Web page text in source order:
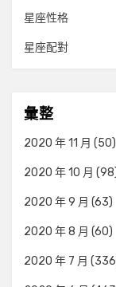
星座性格
星座配對
彙整
2020 年 11 月 (50)
2020 年 10 月
2020 年 9 月 (63)
2020 年 8 月 (60)
2020 年 7 月